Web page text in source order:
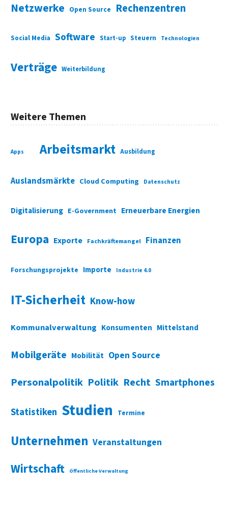
Netzwerke Open Source Rechenzentren
Social Media Software Start-up Steuern Technologien
Verträge Weiterbildung
Weitere Themen
Apps Arbeitsmarkt Ausbildung
Auslandsmärkte Cloud Computing Datenschutz
Digitalisierung E-Government Erneuerbare Energien
Europa Exporte Fachkräftemangel Finanzen
Forschungsprojekte Importe Industrie 4.0
IT-Sicherheit Know-how
Kommunalverwaltung Konsumenten Mittelstand
Mobilgeräte Mobilität Open Source
Personalpolitik Politik Recht Smartphones
Statistiken Studien Termine
Unternehmen Veranstaltungen
Wirtschaft Öffentliche Verwaltung